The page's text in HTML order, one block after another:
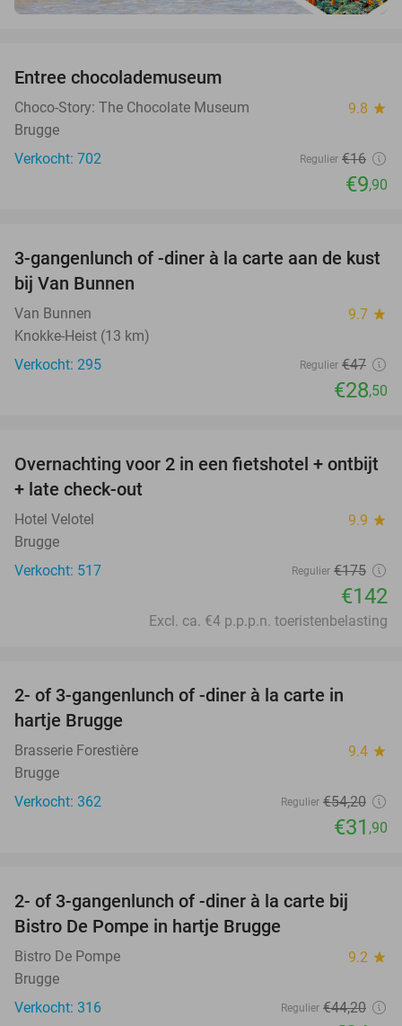
Entree chocolademuseum
Choco-Story: The Chocolate Museum 9.8 star
Brugge
Verkocht: 702
Regulier €16
€9,90
39%
3-gangenlunch of -diner à la carte aan de kust
bij Van Bunnen
Van Bunnen 9.7 star
Knokke-Heist (13 km)
Verkocht: 295
Regulier €47
€28,50
19%
Overnachting voor 2 in een fietshotel + ontbijt
+ late check-out
Hotel Velotel 9.9 star
Brugge
Verkocht: 517
Regulier €175
€142
Excl. ca. €4 p.p.p.n. toeristenbelasting
2- of 3-gangenlunch of -diner à la carte in
hartje Brugge
Brasserie Forestière 9.4 star
Brugge
Verkocht: 362
Regulier €54,20
€31 ,90
45%
2- of 3-gangenlunch of -diner à la carte bij
Bistro De Pompe in hartje Brugge
Bistro De Pompe 9.2 star
Brugge
Verkocht: 316
Regulier €44,20